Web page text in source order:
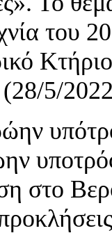
του
(28/5/
στο